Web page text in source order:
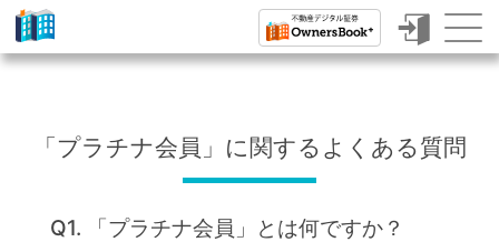
ク
ウ「プラチナ会員」に関するよくある質問
Q1. 「プラチナ会員」とは何ですか？